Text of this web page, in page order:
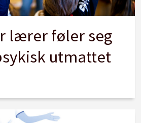
lærer føler seg
utmattet